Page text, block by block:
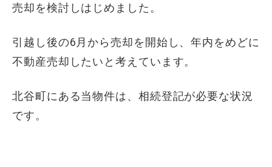
売却を検討しはじめました。
引越し後の6月から売却を開始し、年内をめどに
不動産売却したいと考えています。
北谷町にある当物件は、相続登記が必要な状況
です。